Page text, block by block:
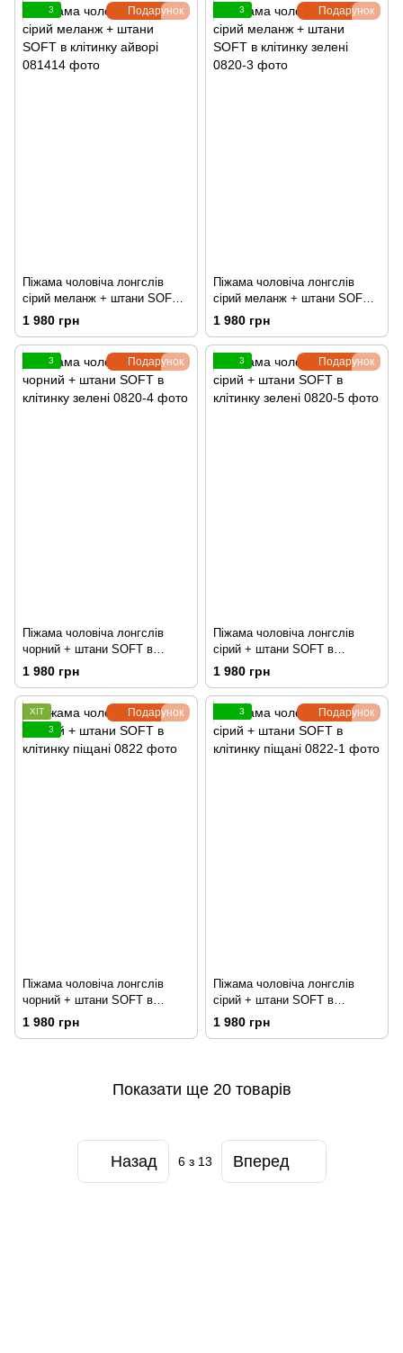
Подарунок
3
Піжама чоловіча лонгслів
сірий меланж + штани SOFT в
клітинку айворі
1 980 грн
Подарунок
3
Піжама чоловіча лонгслів
сірий меланж + штани SOFT в
клітинку зелені
1 980 грн
Подарунок
3
Піжама чоловіча лонгслів
чорний + штани SOFT в
клітинку зелені
1 980 грн
Подарунок
3
Піжама чоловіча лонгслів
сірий + штани SOFT в
клітинку зелені
1 980 грн
Подарунок
ХІТ
3
Піжама чоловіча лонгслів
чорний + штани SOFT в
клітинку піщані
1 980 грн
Подарунок
3
Піжама чоловіча лонгслів
сірий + штани SOFT в
клітинку піщані
1 980 грн
Показати ще 20 товарів
Назад 6з 13 Вперед